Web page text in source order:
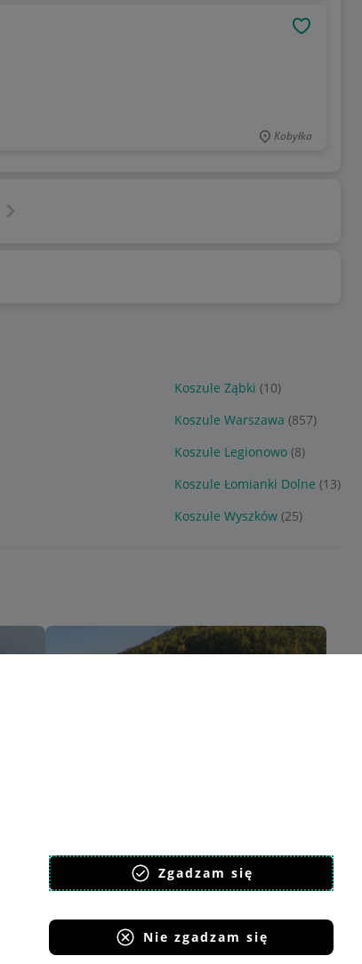
Zgadzam się
Nie zgadzam się
Kobyłka
Następna strona
Koszule Ząbki (10)
Koszule Warszawa (857)
Koszule Legionowo (8)
Koszule Łomianki Dolne (13)
Koszule Wyszków (25)